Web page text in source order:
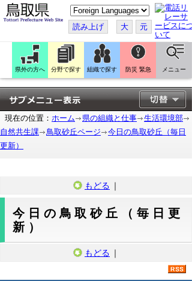
こ
の
ペ
ー
ジ
翻
訳
す
る
読み上げ 大 元
県外の方へ 分野で探す 組織で探す 防災 緊急 メニュー
現在の位置： ホーム 県の組織と仕事
生活環境部
自然共生課
鳥取砂丘ページ
今日の鳥取砂丘（毎日
更新）
もどる ｜
今日の鳥取砂丘（毎日更
新）
もどる ｜